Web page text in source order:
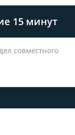
15 минут